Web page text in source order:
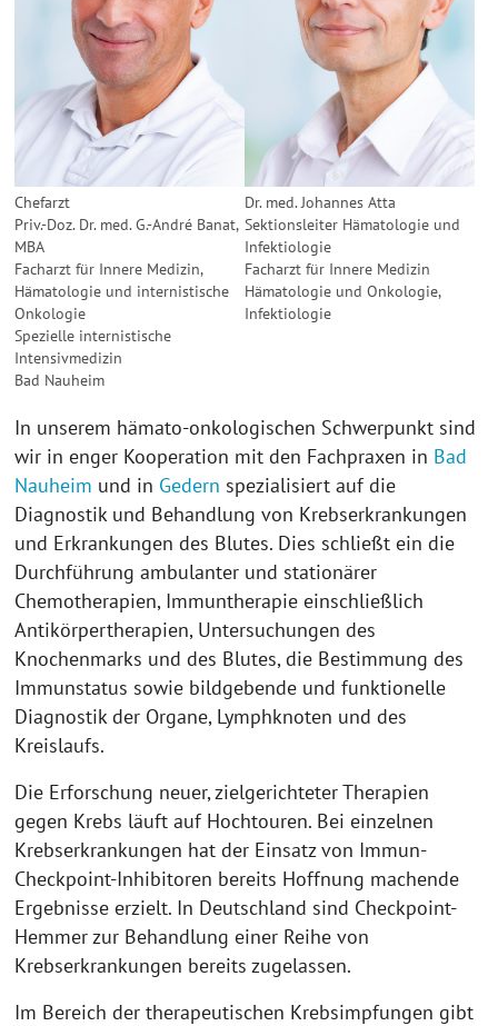
Chefarzt
Priv.-Doz. Dr. med. G.-André Banat,
MBA
Facharzt für Innere Medizin,
Hämatologie und internistische
Onkologie
Spezielle internistische
Intensivmedizin
Bad Nauheim
Dr. med. Johannes Atta
Sektionsleiter Hämatologie und
Infektiologie
Facharzt für Innere Medizin
Hämatologie und Onkologie,
Infektiologie
In unserem hämato-onkologischen Schwerpunkt sind
wir in enger Kooperation mit den Fachpraxen in Bad
Nauheim und in Gedern spezialisiert auf die
Diagnostik und Behandlung von Krebserkrankungen
und Erkrankungen des Blutes. Dies schließt ein die
Durchführung ambulanter und stationärer
Chemotherapien, Immuntherapie einschließlich
Antikörpertherapien, Untersuchungen des
Knochenmarks und des Blutes, die Bestimmung des
Immunstatus sowie bildgebende und funktionelle
Diagnostik der Organe, Lymphknoten und des
Kreislaufs.
Die Erforschung neuer, zielgerichteter Therapien
gegen Krebs läuft auf Hochtouren. Bei einzelnen
Krebserkrankungen hat der Einsatz von Immun-
Checkpoint-Inhibitoren bereits Hoffnung machende
Ergebnisse erzielt. In Deutschland sind Checkpoint-
Hemmer zur Behandlung einer Reihe von
Krebserkrankungen bereits zugelassen.
Im Bereich der therapeutischen Krebsimpfungen gibt